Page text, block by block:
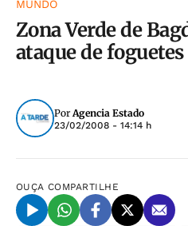
MUNDO
Zona Verde de
ataque de foguetes
PorAgencia Estado
23/02/2008 - 14:14 h
OUÇA COMPARTILHE